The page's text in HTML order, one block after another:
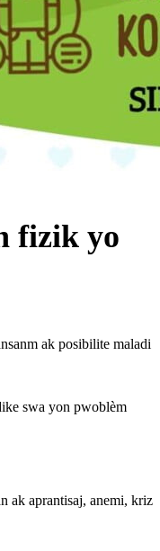
fizik yo
ak posibilite maladi
swa yon pwoblèm
ak aprantisaj, anemi, kriz